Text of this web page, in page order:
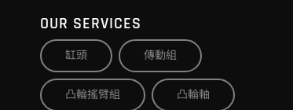
OUR SERVICES
缸頭 傳動組
凸輪搖臂組 凸輪軸